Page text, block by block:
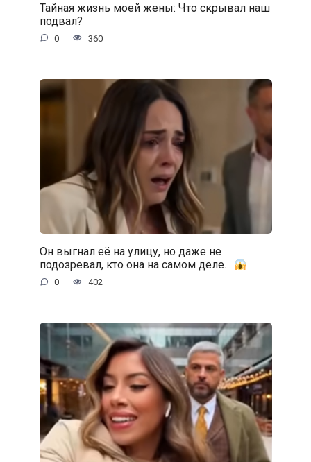
Тайная жизнь моей жены: Что скрывал наш
подвал?
0 360
Он выгнал её на улицу, но даже не
подозревал, кто она на самом деле…
0 402